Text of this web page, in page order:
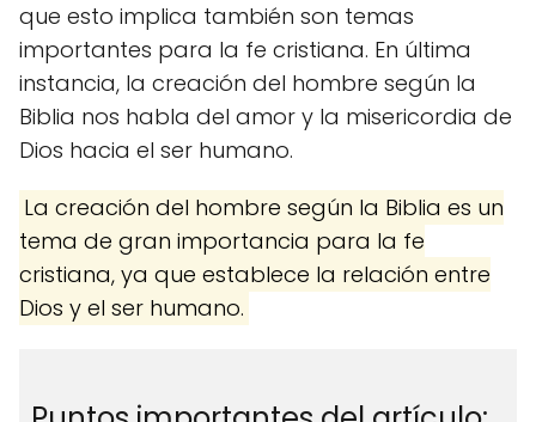
que esto implica también son temas
importantes para la fe cristiana. En última
instancia, la creación del hombre según la
Biblia nos habla del amor y la misericordia de
Dios hacia el ser humano.
La creación del hombre según la Biblia es un
tema de gran importancia para la fe
cristiana, ya que establece la relación entre
Dios y el ser humano.